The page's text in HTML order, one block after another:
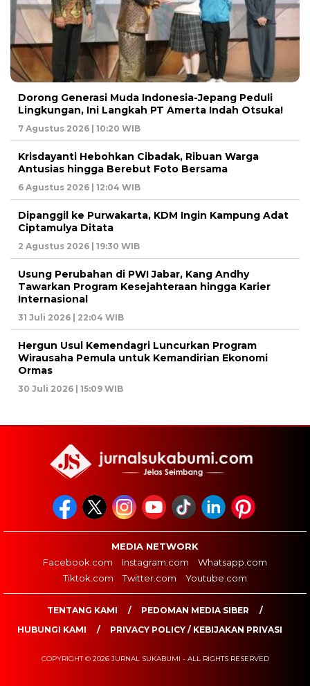
Dorong Generasi Muda Indonesia-Jepang Peduli
Lingkungan, Ini Langkah PT Amerta Indah Otsuka!
7 Agustus 2026 | 10:20 WIB
Krisdayanti Hebohkan Cibadak, Ribuan Warga
Antusias hingga Berebut Foto Bersama
6 Agustus 2026 | 12:04 WIB
Dipanggil ke Purwakarta, KDM Ingin Kampung Adat
Ciptamulya Ditata
2 Agustus 2026 | 19:30 WIB
Usung Perubahan di PWI Jabar, Kang Andhy
Tawarkan Program Kesejahteraan hingga Karier
Internasional
31 Juli 2026 | 22:04 WIB
Hergun Usul Kemendagri Luncurkan Program
Wirausaha Pemula untuk Kemandirian Ekonomi
Ormas
30 Juli 2026 | 15:09 WIB
MEDIA NETWORK
Facebook.com
Instagram.com
Whatsapp.com
Tiktok.com
Twitter.com Youtube.com
TENTANG KAMI
PEDOMAN MEDIA SIBER
HUBUNGI KAMI
PRIVACY POLICY / KEBIJAKAN PRIVASI
COPYRIGHT © 2026 JURNAL SUKABUMI - ALL RIGHTS RESERVED